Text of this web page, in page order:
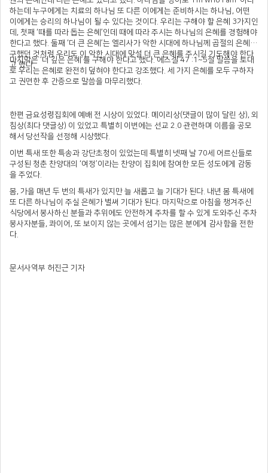
하는데 누구에게는 치료의 하나님 또 다른 이에게는 준비하시는 하나님, 어떤
이에게는 승리의 하나님이 될 수 있다는 것이다. 우리는 구해야 할 은혜 3가지인
데, 첫째 ‘때를 따라 돕는 은혜’인데 때에 따라 주시는 하나님의 은혜를 경험해야
한다고 했다. 둘째 ‘더 큰 은혜’는 엘리사가 악한 시대에 하나님께 곱절의 은혜를
구했던 것처럼 우리도 이 악한 시대에 맞설 더 큰 은혜를 주시길 기도해야 한다
고 했다.
마지막은 ‘더 깊은 은혜’를 구해야 한다고 했다. 에스겔 47 :1~5절 말씀을 토대
로 우리는 은혜로 완전히 덮혀야 한다고 강조했다. 세 가지 은혜를 모두 구하자
고 권면한 후 간증으로 말씀을 마무리했다.
한편 금요성령집회에 예배 전 시상이 있었다. 메이리상(댓글이 많이 달린 상), 외
침상(최다 댓글상) 이 있었고 특별히 이번에는 선교 2.0 관련하며 이름을 공모
해서 당선작을 선정해 시상했다.
이번 특새 또한 특송과 강단초청이 있었는데 특별히 넷째 날 70세 어르신들로
구성된 청춘 찬양대의 ‘여정’이라는 찬양이 집회에 참여한 모든 성도에게 감동
을 주었다.
봄, 가을 매년 두 번의 특새가 있지만 늘 새롭고 늘 기대가 된다. 내년 봄 특새에
또 다른 하나님이 주실 은혜가 벌써 기대가 된다. 마지막으로 아침을 챙겨주신
식당에서 봉사하신 분들과 추위에도 안전하게 주차를 할 수 있게 도와주신 주차
봉사자분들, 콰이어, 또 보이지 않는 곳에서 섬기는 많은 분에게 감사함을 전한
다.
문서사역부 허진근 기자